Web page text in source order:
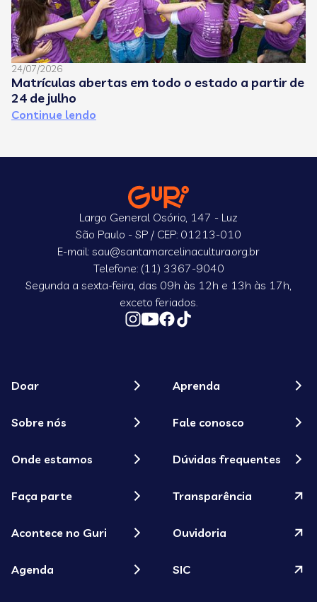
24/07/2026
Matrículas abertas em todo o estado a partir de
24 de julho
Continue lendo
Largo General Osório, 147 - Luz
São Paulo - SP / CEP: 01213-010
E-mail: sau@santamarcelinacultura.org.br
Telefone: (11) 3367-9040
Segunda a sexta-feira, das 09h às 12h e 13h às 17h,
exceto feriados.
Doar
Sobre nós
Onde estamos
Faça parte
Acontece no Guri
Agenda
Aprenda
Fale conosco
Dúvidas frequentes
Transparência
Ouvidoria
SIC